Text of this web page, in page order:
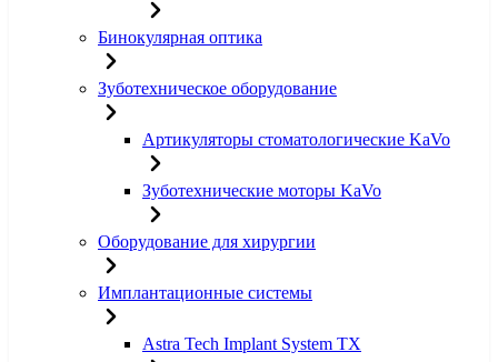
Бинокулярная оптика
Зуботехническое оборудование
Артикуляторы стоматологические KaVo
Зуботехнические моторы KaVo
Оборудование для хирургии
Имплантационные системы
Astra Tech Implant System TX